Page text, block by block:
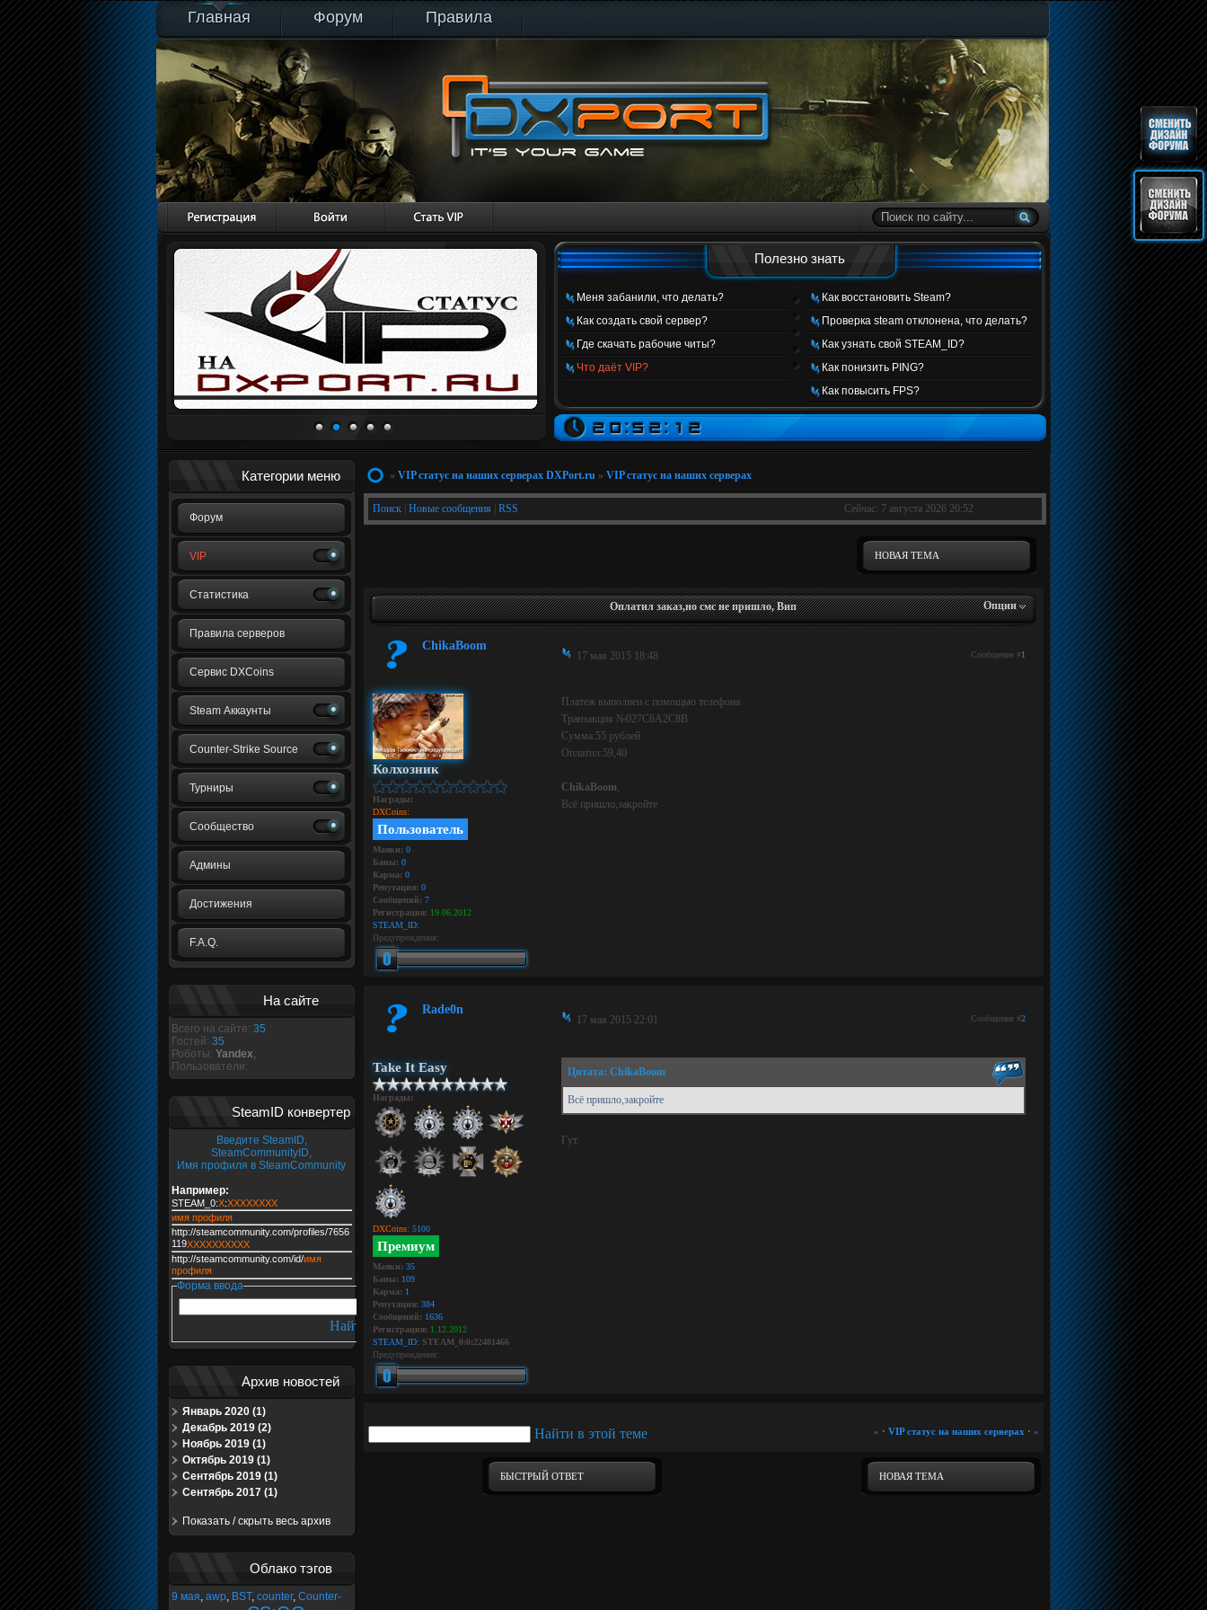
Главная Форум Правила
Полезно знать
Меня забанили, что делать?
Как создать свой сервер?
Где скачать рабочие читы?
Что даёт VIP?
Как восстановить Steam?
Проверка steam отклонена, что делать?
Как узнать свой STEAM_ID?
Как понизить PING?
Как повысить FPS?
Категории меню
Форум
VIP
Статистика
Правила серверов
Сервис DXCoins
Steam Аккаунты
Counter-Strike Source
Турниры
Сообщество
Админы
Достижения
F.A.Q.
На сайте
Всего на сайте: 35
Гостей: 35
Роботы: Yandex,
Пользователи:
SteamID конвертер
Введите SteamID,
SteamCommunityID,
Имя профиля в SteamCommunity
Например:
STEAM_0:X:XXXXXXXX
имя профиля
http://steamcommunity.com/profiles/7656
119XXXXXXXXXX
http://steamcommunity.com/id/имя
профиля
Форма ввода
Архив новостей
Январь 2020 (1)
Декабрь 2019 (2)
Ноябрь 2019 (1)
Октябрь 2019 (1)
Сентябрь 2019 (1)
Сентябрь 2017 (1)
Показать / скрыть весь архив
Облако тэгов
9 мая, awp, BST, counter, Counter-
» VIP статус на наших серверах DXPort.ru» VIP статус на наших серверах
Сейчас: 7 августа 2026 20:52
Поиск| Новые сообщения RSS
НОВАЯ ТЕМА
Оплатил заказ,но смс не пришло, Вип Опции
ChikaBoom
17 мая 2015 18:48 Сообщение #1
Колхозник
Награды:
DXCoins:
Пользователь
Маяки: 0
Баны: 0
Карма: 0
Репутация: 0
Сообщений: 7
Регистрация: 19.06.2012
STEAM_ID:
Предупреждения:
Платеж выполнен с помощью телефона
Транзакция №027С6А2С8B
Сумма:55 рублей
Оплатил:59,40
ChikaBoom,
Всё пришло,закройте
Rade0n
17 мая 2015 22:01 Сообщение #2
Take It Easy
Награды:
DXCoins: 5100
Премиум
Маяки: 35
Баны: 109
Карма: 1
Репутация: 384
Сообщений: 1636
Регистрация: 1.12.2012
STEAM_ID: STEAM_0:0:22481466
Предупреждения:
Цитата: ChikaBoom
Всё пришло,закройте
Гут.
« · VIP статус на наших серверах · »
НОВАЯ ТЕМА
БЫСТРЫЙ ОТВЕТ